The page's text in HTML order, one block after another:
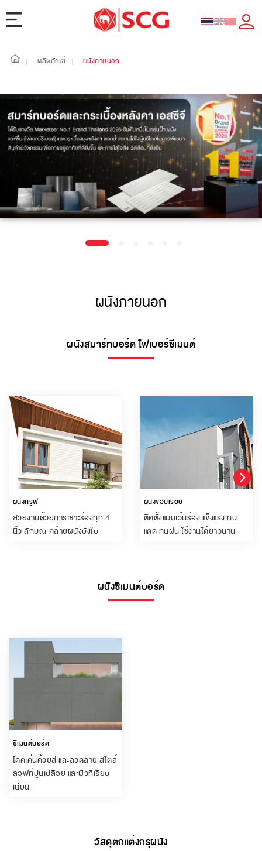
| ผลิตภัณฑ์ | ผนังภายนอก
ผนังภายนอก
ผนังสมาร์ทบอร์ด ไฟเบอร์ซีเมนต์
ผนังกรูฟ
สวยงามด้วยการเซาะร่องทุก 4
นิ้ว ลักษณะคล้ายผนังบังใบ
ผนังขอบเรียบ
ติดตั้งแบบเว้นร่อง แข็งแรง ทน
แดด ทนฝน ใช้งานได้ยาวนาน
ผนังซีเมนต์บอร์ด
ซีเมนต์บอร์ด
โดดเด่นด้วยสี และลวดลาย สไตล์
ลอฟท์ปูนเปลือย และผิวที่เรียบ
เนียน
วัสดุตกแต่งกรุผนัง